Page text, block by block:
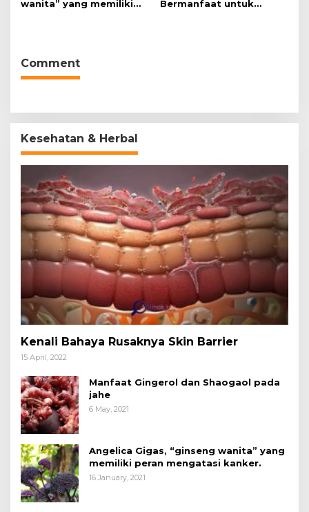
wanita” yang memiliki
Bermanfaat untuk
Comment
Kesehatan & Herbal
Kenali Bahaya Rusaknya Skin Barrier
15 April, 2022
Manfaat Gingerol dan Shaogaol pada
jahe
6 May, 2021
Angelica Gigas, “ginseng wanita” yang
memiliki peran mengatasi kanker.
16 January, 2021